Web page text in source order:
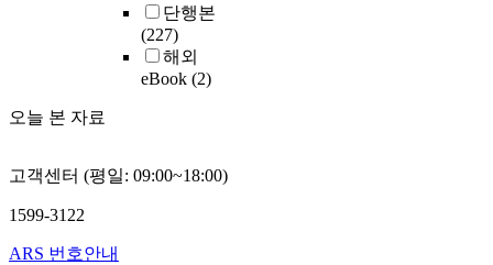
단행본
(227)
해외
eBook (2)
오늘 본 자료
고객센터 (평일: 09:00~18:00)
1599-3122
ARS 번호안내